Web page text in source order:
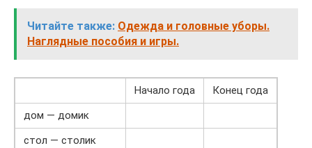
Читайте также: Одежда и головные уборы.
Наглядные пособия и игры.
Начало года
Конец года
дом — домик
стол — столик